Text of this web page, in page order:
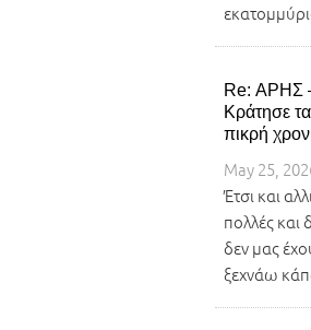
Re: ΑΡΗΣ –
Κράτησε
πικρή
May 25,
Έτσι και
πολλές
δεν μας
ξεχνάω